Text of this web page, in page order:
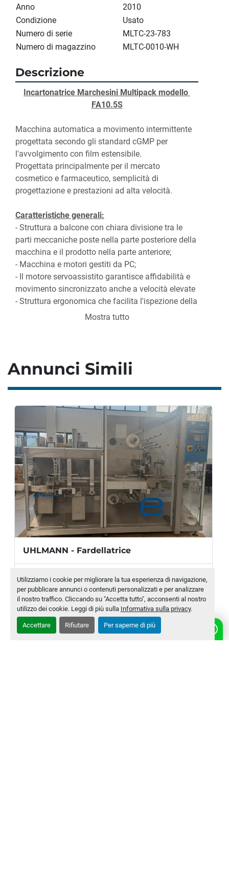
Utilizziamo i cookie per migliorare la tua esperienza di navigazione,
per pubblicare annunci o contenuti personalizzati e per analizzare
il nostro traffico. Cliccando su "Accetta tutto", acconsenti al nostro
utilizzo dei cookie. Leggi di più sulla Informativa sulla privacy.
Accettare Rifiutare Per saperne di più
Anno
2010
Condizione
Usato
Numero di serie
MLTC-23-783
Numero di magazzino
MLTC-0010-WH
Descrizione
Incartonatrice Marchesini Multipack modello
FA10.5S
Macchina automatica a movimento intermittente
progettata secondo gli standard cGMP per
l'avvolgimento con film estensibile.
Progettata principalmente per il mercato
cosmetico e farmaceutico, semplicità di
progettazione e prestazioni ad alta velocità.
Caratteristiche generali:
- Struttura a balcone con chiara divisione tra le
parti meccaniche poste nella parte posteriore della
macchina e il prodotto nella parte anteriore;
- Macchina e motori gestiti da PC;
- Il motore servoassistito garantisce affidabilità e
movimento sincronizzato anche a velocità elevate
- Struttura ergonomica che facilita l'ispezione della
macchina e offre una grande visibilità del lavoro;
corretta impostazione della macchina.
Mostra tutto
Annunci Simili
UHLMANN - Fardellatrice
Modello E 3025
Numero di magazzino MLTC-0007-WH